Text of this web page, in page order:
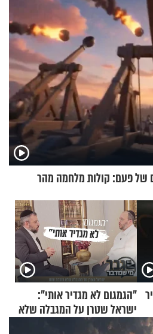
של פעם: קולות מלחמה מהר
"הגמגום לא מגדיר אותי":
ישראל שטרן על המגבלה שלא
עוצרת אותו